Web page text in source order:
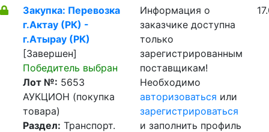
Закупка: Перевозка
г.Актау (РК) -
г.Атырау (РК)
[Завершен]
Победитель выбран
Лот №: 5653
АУКЦИОН (покупка
товара)
Раздел: Транспорт.
Информация о
заказчике доступна
только
зарегистрированным
поставщикам!
Необходимо
авторизоваться или
зарегистрироваться
и заполнить профиль